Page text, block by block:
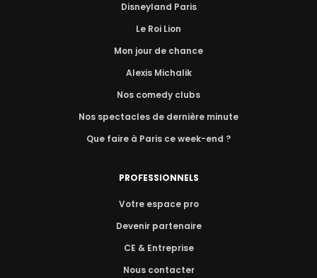
Disneyland Paris
Le Roi Lion
Mon jour de chance
Alexis Michalik
Nos comedy clubs
Nos spectacles de dernière minute
Que faire à Paris ce week-end ?
PROFESSIONNELS
Votre espace pro
Devenir partenaire
CE & Entreprise
Nous contacter